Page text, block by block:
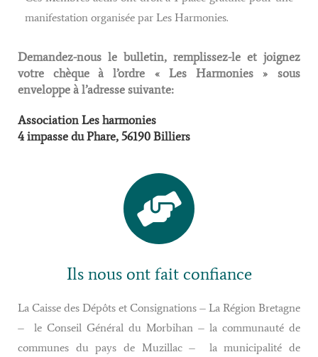
manifestation organisée par Les Harmonies.
Demandez-nous le bulletin, remplissez-le et joignez
votre chèque à l’ordre « Les Harmonies » sous
enveloppe à l’adresse suivante:
Association Les harmonies
4 impasse du Phare, 56190 Billiers
Ils nous ont fait confiance
La Caisse des Dépôts et Consignations – La Région Bretagne
– le Conseil Général du Morbihan – la communauté de
communes du pays de Muzillac – la municipalité de